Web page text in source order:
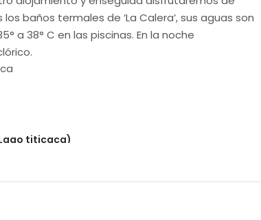
baños termales de ‘La Calera’, sus aguas son
a 38° C en las piscinas. En la noche
(Lago titicaca)